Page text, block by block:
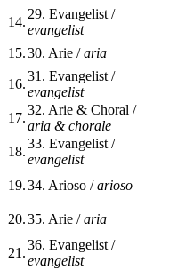
14.
29. Evangelist /
evangelist
15.30. Arie /aria
16.
31. Evangelist /
evangelist
17.
32. Arie & Choral /
aria & chorale
18.
33. Evangelist /
evangelist
19.34. Arioso /arioso
20.35. Arie /aria
21.
36. Evangelist /
evangelist